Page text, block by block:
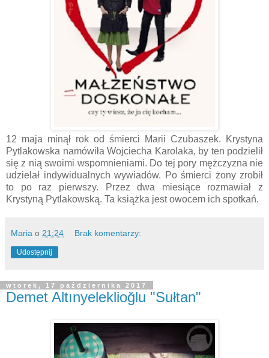
12 maja minął rok od śmierci Marii Czubaszek. Krystyna
Pytlakowska namówiła Wojciecha Karolaka, by ten podzielił
się z nią swoimi wspomnieniami. Do tej pory mężczyzna nie
udzielał indywidualnych wywiadów. Po śmierci żony zrobił
to po raz pierwszy. Przez dwa miesiące rozmawiał z
Krystyną Pytlakowską. Ta książka jest owocem ich spotkań.
Maria o 21:24 Brak komentarzy:
Udostępnij
wtorek, 17 października 2017
Demet Altınyeleklioğlu "Sułtan"